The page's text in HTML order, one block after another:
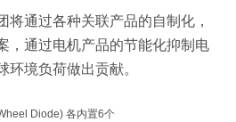
通过各种关联产品的自制化，
，通过电机产品的节能化抑制电
环境负荷做出贡献。
Diode) 各内置6个